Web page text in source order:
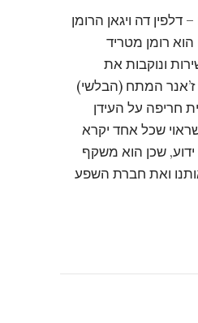
דה ויגאן הרומן
רומן מטריד
ונוקבות את
המתח (הבלשי)
חריפה על העידן
שראוי שכל אחד יקרא
שכן הוא משקף
ואת חברת השפע